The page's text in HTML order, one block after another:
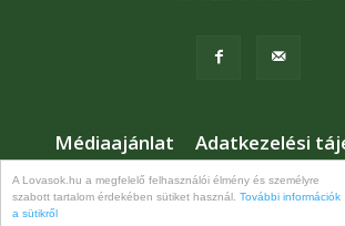
A Lovasok.hu a megfelelő felhasználói élmény és személyre
szabott tartalom érdekében sütiket használ. További információk
a sütikről
Médiaajánlat
Adatkezelési
Jogi nyilatkozat
Karrier
© Lovasok.hu